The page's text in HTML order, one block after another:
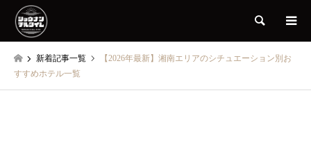
検索
新着記事一覧
【2026年最新】湘南エリアのシチュエーション別お
すすめホテル一覧